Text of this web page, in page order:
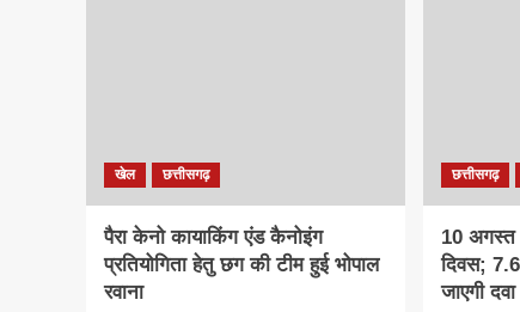
खेल छत्तीसगढ़
पैरा केनो कायाकिंग एंड कैनोइंग
प्रतियोगिता हेतु छग की टीम हुई भोपाल
रवाना
छत्तीसगढ़
10 अगस्त
दिवस;
जाएगी दवा